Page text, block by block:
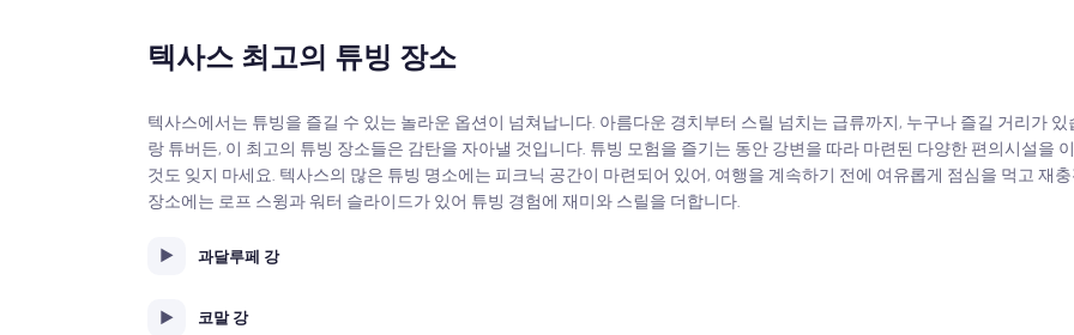
텍사스 최고의 튜빙 장소
텍사스에서는 튜빙을 즐길 수 있는 놀라운 옵션이 넘쳐납니다. 아름다운 경치부터 스릴 넘치는 급류까지, 누구나 즐길 거리가 있
랑 튜버든, 이 최고의 튜빙 장소들은 감탄을 자아낼 것입니다. 튜빙 모험을 즐기는 동안 강변을 따라 마련된 다양한 편의시설을
것도 잊지 마세요. 텍사스의 많은 튜빙 명소에는 피크닉 공간이 마련되어 있어, 여행을 계속하기 전에 여유롭게 점심을 먹고 재
장소에는 로프 스윙과 워터 슬라이드가 있어 튜빙 경험에 재미와 스릴을 더합니다.
과달루페 강
코말 강